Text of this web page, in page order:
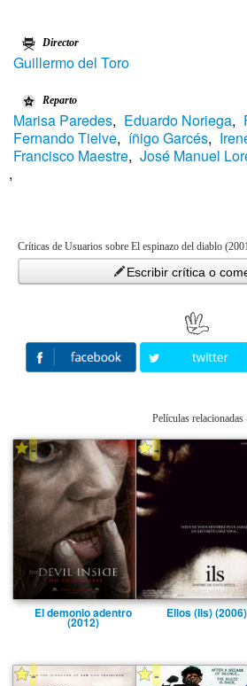
Director
Guillermo del Toro
Reparto
Marisa Paredes, Eduardo Noriega,
Fernando Tielve, íñigo Garcés,
Francisco Maestre, José Manuel
,
Críticas de Usuarios sobre El espinazo del diablo
Escribir crítica o
Películas relacionadas
-
El demonio adentro
(2012)
-
Ellos (Ils) (2006)
- -